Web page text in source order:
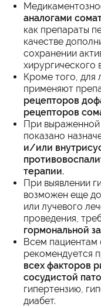
аналогами
как препараты
качестве
сохранении
хирургического
Кроме того, для
применяют
рецепторов
рецепторов
При выраженной
показано
и/или
терапии.
При выявлении
возможен еще
или лучевого
проведения,
гормональной
Всем пациентам
рекомендуется
всех факторов
сосудистой
гипертензию,
диабет.